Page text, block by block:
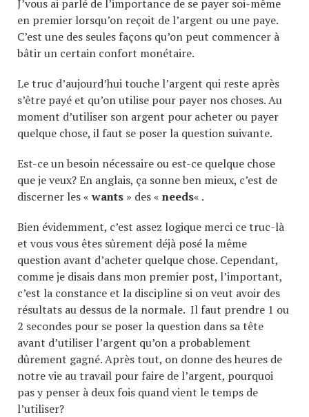
J’vous ai parlé de l’importance de se payer soi-même
en premier lorsqu’on reçoit de l’argent ou une paye.
C’est une des seules façons qu’on peut commencer à
bâtir un certain confort monétaire.
Le truc d’aujourd’hui touche l’argent qui reste après
s’être payé et qu’on utilise pour payer nos choses. Au
moment d’utiliser son argent pour acheter ou payer
quelque chose, il faut se poser la question suivante.
Est-ce un besoin nécessaire ou est-ce quelque chose
que je veux? En anglais, ça sonne ben mieux, c’est de
discerner les « wants » des « needs« .
Bien évidemment, c’est assez logique merci ce truc-là
et vous vous êtes sûrement déjà posé la même
question avant d’acheter quelque chose. Cependant,
comme je disais dans mon premier post, l’important,
c’est la constance et la discipline si on veut avoir des
résultats au dessus de la normale. Il faut prendre 1 ou
2 secondes pour se poser la question dans sa tête
avant d’utiliser l’argent qu’on a probablement
dûrement gagné. Après tout, on donne des heures de
notre vie au travail pour faire de l’argent, pourquoi
pas y penser à deux fois quand vient le temps de
l’utiliser?